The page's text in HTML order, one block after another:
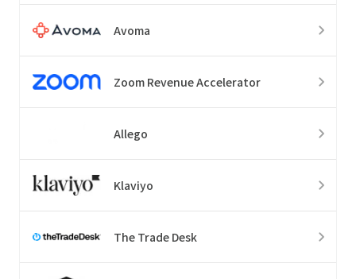
Avoma
Zoom Revenue Accelerator
Allego
Klaviyo
The Trade Desk